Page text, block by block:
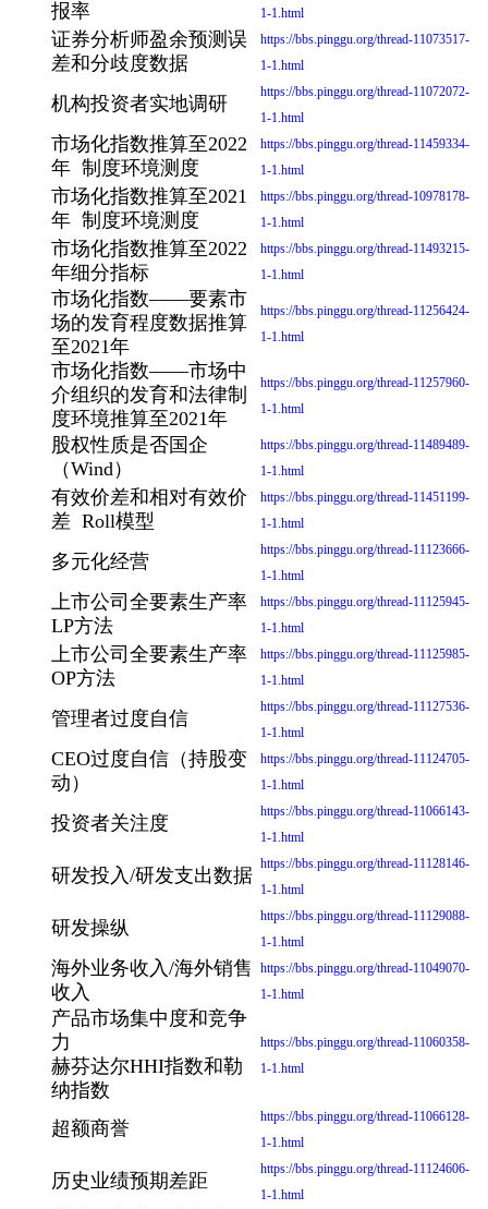
报率 1-1.html
证券分析师盈余预测误
差和分歧度数据
https://bbs.pinggu.org/thread-11073517-
1-1.html
机构投资者实地调研
https://bbs.pinggu.org/thread-11072072-
1-1.html
市场化指数推算至2022
年 制度环境测度
https://bbs.pinggu.org/thread-11459334-
1-1.html
市场化指数推算至2021
年 制度环境测度
https://bbs.pinggu.org/thread-10978178-
1-1.html
市场化指数推算至2022
年细分指标
https://bbs.pinggu.org/thread-11493215-
1-1.html
市场化指数——要素市
场的发育程度数据推算
至2021年
https://bbs.pinggu.org/thread-11256424-
1-1.html
市场化指数——市场中
介组织的发育和法律制
度环境推算至2021年
https://bbs.pinggu.org/thread-11257960-
1-1.html
股权性质是否国企
（Wind）
https://bbs.pinggu.org/thread-11489489-
1-1.html
有效价差和相对有效价
差 Roll模型
https://bbs.pinggu.org/thread-11451199-
1-1.html
多元化经营
https://bbs.pinggu.org/thread-11123666-
1-1.html
上市公司全要素生产率
LP方法
https://bbs.pinggu.org/thread-11125945-
1-1.html
上市公司全要素生产率
OP方法
https://bbs.pinggu.org/thread-11125985-
1-1.html
管理者过度自信
https://bbs.pinggu.org/thread-11127536-
1-1.html
CEO过度自信（持股变
动）
https://bbs.pinggu.org/thread-11124705-
1-1.html
投资者关注度
https://bbs.pinggu.org/thread-11066143-
1-1.html
研发投入/研发支出数据
https://bbs.pinggu.org/thread-11128146-
1-1.html
研发操纵
https://bbs.pinggu.org/thread-11129088-
1-1.html
海外业务收入/海外销售
收入
https://bbs.pinggu.org/thread-11049070-
1-1.html
产品市场集中度和竞争
力
https://bbs.pinggu.org/thread-11060358-
1-1.html
赫芬达尔HHI指数和勒
纳指数
超额商誉
https://bbs.pinggu.org/thread-11066128-
1-1.html
历史业绩预期差距
https://bbs.pinggu.org/thread-11124606-
1-1.html